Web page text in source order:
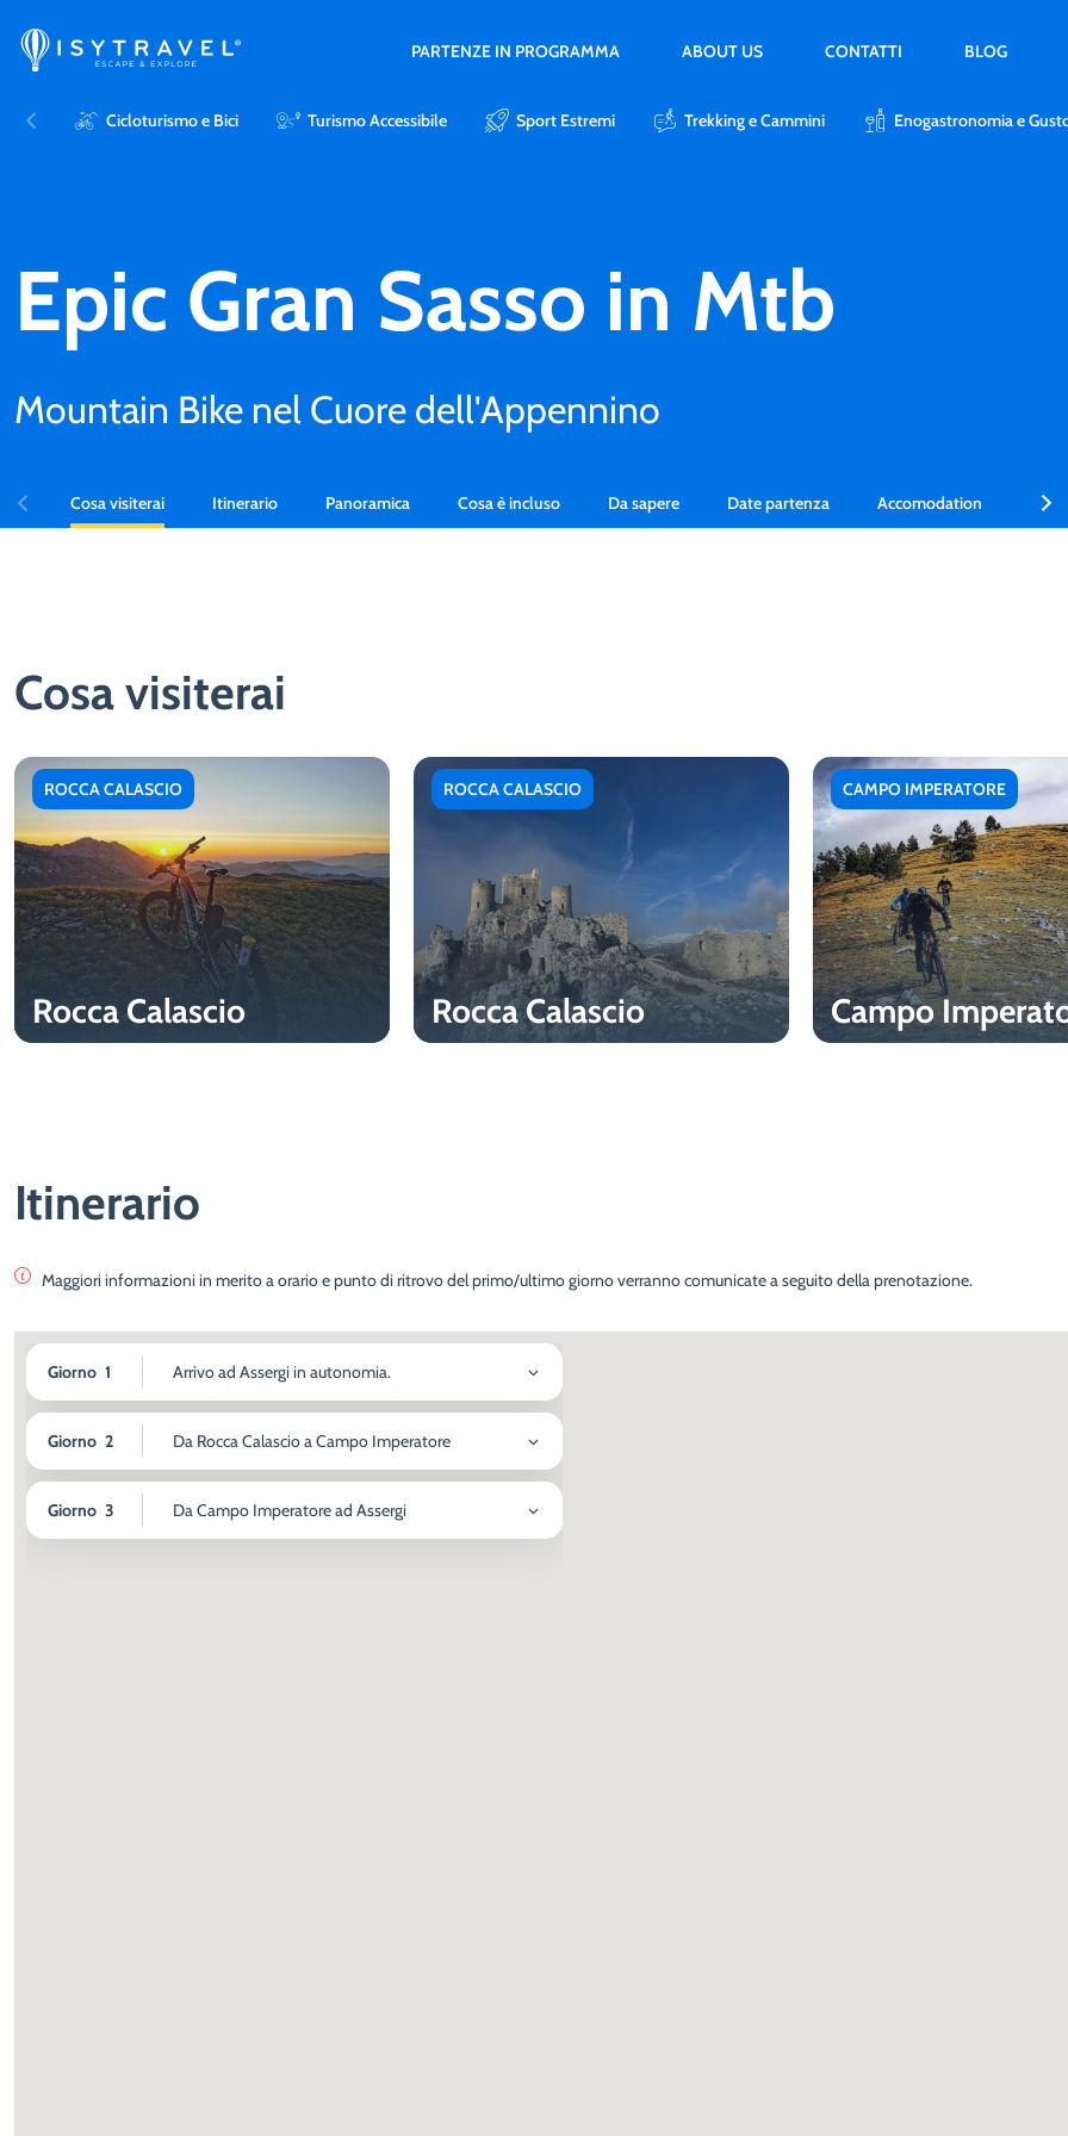
PARTENZE IN PROGRAMMA ABOUT US CONTATTI BLOG
Cicloturismo e Bici Turismo Accessibile Sport Estremi Trekking e Cammini Enogastronomia e
Epic Gran Sasso in Mtb
Mountain Bike nel Cuore dell'Appennino
Cosa visiterai Itinerario Panoramica Cosa è incluso Da sapere Date partenza Accomodation
Cosa visiterai
Rocca Calascio
ROCCA CALASCIO
Rocca Calascio
ROCCA CALASCIO
Campo
CAMPO IMPERATORE
Itinerario
Maggiori informazioni in merito a orario e punto di ritrovo del primo/ultimo giorno verranno comunicate a seguito della prenotazione.
Giorno 1 Arrivo ad Assergi in autonomia.
Giorno 2 Da Rocca Calascio a Campo Imperatore
Giorno 3 Da Campo Imperatore ad Assergi